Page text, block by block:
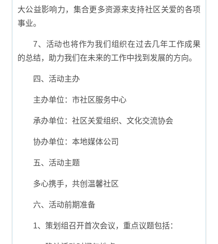
大公益影响力，集合更多资源来支持社区关爱的各项
事业。
7、活动也将作为我们组织在过去几年工作成果
的总结，助力我们在未来的工作中找到发展的方向。
四、活动主办
主办单位：市社区服务中心
承办单位：社区关爱组织、文化交流协会
协办单位：本地媒体公司
五、活动主题
多心携手，共创温馨社区
六、活动前期准备
1、策划组召开首次会议，重点议题包括：